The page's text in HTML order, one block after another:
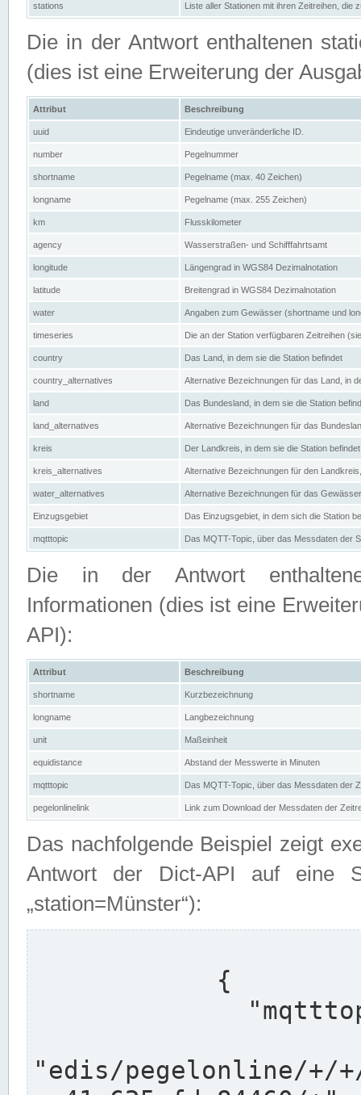
stations Liste aller Stationen mit ihren Zeitreihen, die
Die in der Antwort enthaltenen
(dies ist eine Erweiterung der
Attribut Beschreibung
uuid Eindeutige unveränderliche ID.
number Pegelnummer
shortname Pegelname (max. 40 Zeichen)
longname Pegelname (max. 255 Zeichen)
km Flusskilometer
agency Wasserstraßen- und Schifffahrtsamt
longitude Längengrad in WGS84 Dezimalnotation
latitude Breitengrad in WGS84 Dezimalnotation
water Angaben zum Gewässer (shortname und
timeseries Die an der Station verfügbaren Zeitreihen
country Das Land, in dem sie die Station befindet
country_alternatives Alternative Bezeichnungen für das Land, in
land Das Bundesland, in dem sie die Station
land_alternatives Alternative Bezeichnungen für das
kreis Der Landkreis, in dem sie die Station befindet
kreis_alternatives Alternative Bezeichnungen für den
water_alternatives Alternative Bezeichnungen für das
Einzugsgebiet Das Einzugsgebiet, in dem sich die Station
mqtttopic Das MQTT-Topic, über das Messdaten der
Die in der Antwort
Informationen (dies ist eine
API):
Attribut Beschreibung
shortname Kurzbezeichnung
longname Langbezeichnung
unit Maßeinheit
equidistance Abstand der Messwerte in Minuten
mqtttopic Das MQTT-Topic, über das Messdaten der
pegelonlinelink Link zum Download der Messdaten der
Das nachfolgende Beispiel zeigt
Antwort der Dict-API auf eine
„station=Münster“):
"edis/pegelonline/+/